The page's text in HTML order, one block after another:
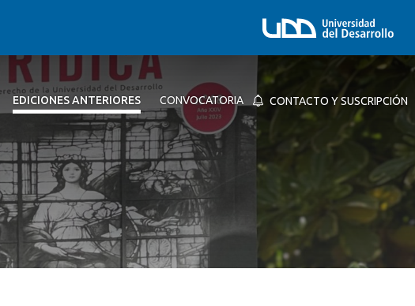
EDICIONES ANTERIORES CONVOCATORIA CONTACTO Y SUSCRIPCIÓN